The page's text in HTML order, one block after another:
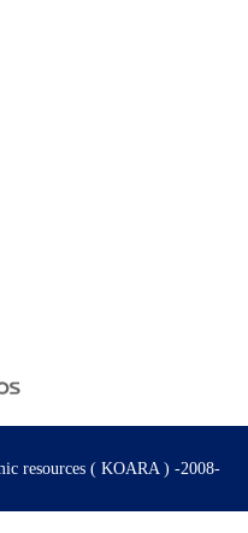
resources ( KOARA ) -2008-